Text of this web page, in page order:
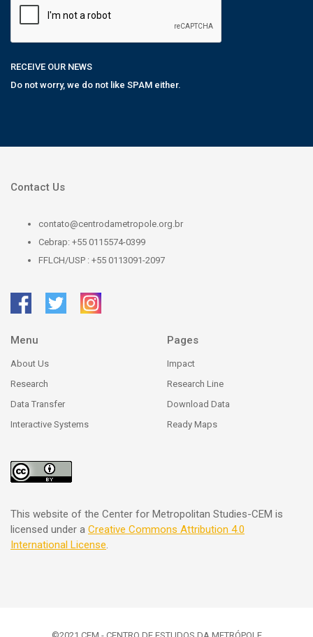
RECEIVE OUR NEWS
Do not worry, we do not like SPAM either.
Contact Us
contato@centrodametropole.org.br
Cebrap: +55 0115574-0399
FFLCH/USP : +55 0113091-2097
Menu
About Us
Research
Data Transfer
Interactive Systems
Pages
Impact
Research Line
Download Data
Ready Maps
This website of the Center for Metropolitan Studies-CEM is
licensed under a Creative Commons Attribution 4.0
International License.